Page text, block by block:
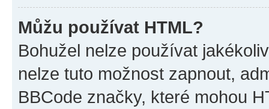
Můžu používat HTML?
Bohužel nelze používat
nelze tuto možnost zapnout,
BBCode značky, které mohou